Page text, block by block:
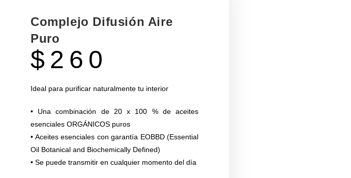
Complejo Difusión Aire
Puro
$ 260
Ideal para purificar naturalmente tu interior
• Una combinación de 20 x 100 % de aceites
esenciales ORGÁNICOS puros
• Aceites esenciales con garantía EOBBD (Essential
Oil Botanical and Biochemically Defined)
• Se puede transmitir en cualquier momento del día